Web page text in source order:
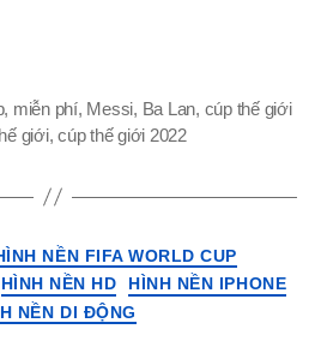
phí
(Giải
thế
giới
Qatar
, miễn phí, Messi, Ba Lan, cúp thế giới
giới,cúp thế giới 2022
Thể
loại
NỀN FIFA WORLD CUP
HÌNH NỀN HD
HÌNH NỀN IPHONE
NỀN DI ĐỘNG